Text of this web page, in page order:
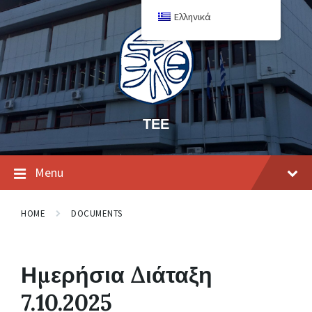
ΤΕΕ
Menu
HOME DOCUMENTS
Ημερήσια Διάταξη
7.10.2025
Ελληνικά